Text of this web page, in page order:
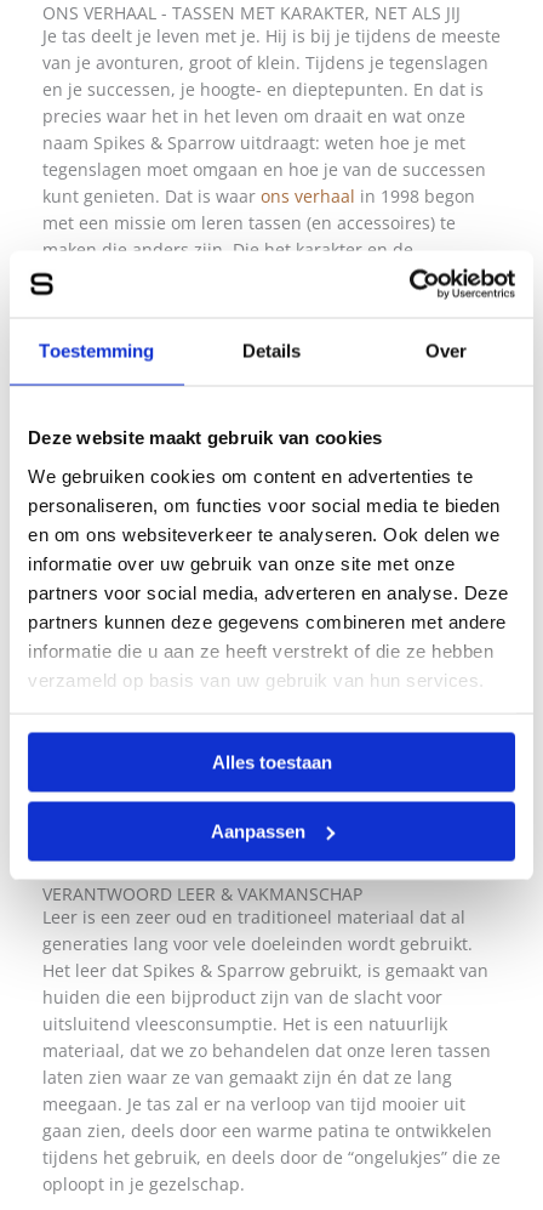
Toestemming Details Over
Deze website maakt gebruik van cookies
We gebruiken cookies om content en advertenties te
personaliseren, om functies voor social media te bieden
en om ons websiteverkeer te analyseren. Ook delen we
informatie over uw gebruik van onze site met onze
partners voor social media, adverteren en analyse. Deze
partners kunnen deze gegevens combineren met andere
informatie die u aan ze heeft verstrekt of die ze hebben
verzameld op basis van uw gebruik van hun services.
Alles toestaan
Aanpassen
ONS VERHAAL - TASSEN MET KARAKTER, NET ALS JIJ
Je tas deelt je leven met je. Hij is bij je tijdens de meeste
van je avonturen, groot of klein. Tijdens je tegenslagen
en je successen, je hoogte- en dieptepunten. En dat is
precies waar het in het leven om draait en wat onze
naam Spikes & Sparrow uitdraagt: weten hoe je met
tegenslagen moet omgaan en hoe je van de successen
kunt genieten. Dat is waar ons verhaal in 1998 begon
met een missie om leren tassen (en accessoires) te
maken die anders zijn. Die het karakter en de
individualiteit van hun eigenaar versterken. Van het
ontwerp in Nederland tot een eerlijke productie en een
VERANTWOORD LEER & VAKMANSCHAP
Leer is een zeer oud en traditioneel materiaal dat al
generaties lang voor vele doeleinden wordt gebruikt.
Het leer dat Spikes & Sparrow gebruikt, is gemaakt van
huiden die een bijproduct zijn van de slacht voor
uitsluitend vleesconsumptie. Het is een natuurlijk
materiaal, dat we zo behandelen dat onze leren tassen
laten zien waar ze van gemaakt zijn én dat ze lang
meegaan. Je tas zal er na verloop van tijd mooier uit
gaan zien, deels door een warme patina te ontwikkelen
tijdens het gebruik, en deels door de “ongelukjes” die ze
oploopt in je gezelschap.